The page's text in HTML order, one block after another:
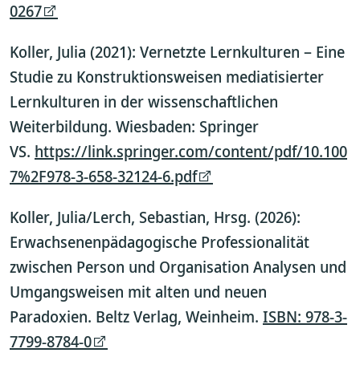
0267
Koller, Julia (2021): Vernetzte Lernkulturen – Eine
Studie zu Konstruktionsweisen mediatisierter
Lernkulturen in der wissenschaftlichen
Weiterbildung. Wiesbaden: Springer
VS. https://link.springer.com/content/pdf/10.100
7%2F978-3-658-32124-6.pdf
Koller, Julia/Lerch, Sebastian, Hrsg. (2026):
Erwachsenenpädagogische Professionalität
zwischen Person und Organisation Analysen und
Umgangsweisen mit alten und neuen
Paradoxien. Beltz Verlag, Weinheim. ISBN: 978-3-
7799-8784-0